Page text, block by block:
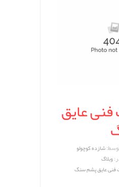
عایق
شازده کوچولو
وبلاگ
عایق پشم سنگ